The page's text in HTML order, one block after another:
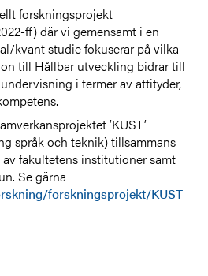
forskningsprojekt
ff) där vi gemensamt i en
kvant studie fokuserar på vilka
till Hållbar utveckling bidrar till
i termer av attityder,
’KUST’
språk och teknik) tillsammans
fakultetens institutioner samt
Se gärna
forskningsprojekt/KUST